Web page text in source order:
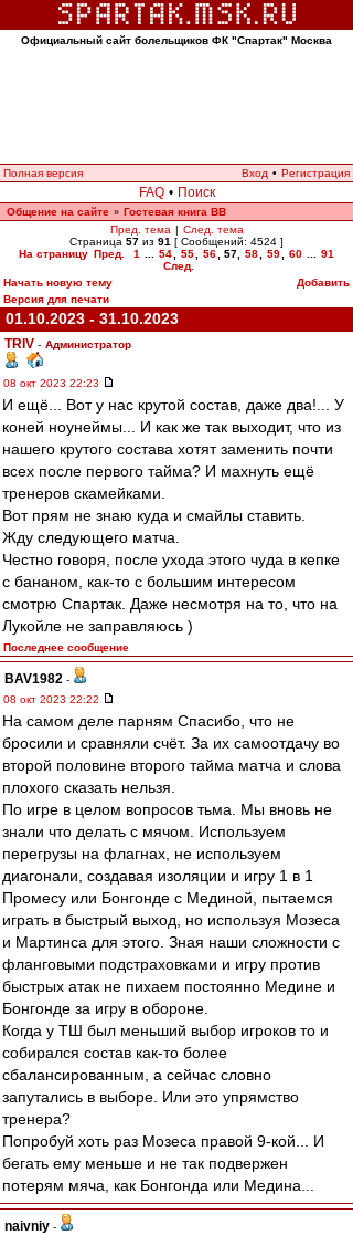
Официальный сайт болельщиков ФК "Спартак" Москва
Полная версия Вход • Регистрация
FAQ • Поиск
Общение на сайте » Гостевая книга ВВ
Пред. тема | След. тема
Страница 57 из 91 [ Сообщений: 4524 ]
На страницу Пред. 1 54 55 56 57 58 59 60
91
След.
Начать новую тему
Добавить
Версия для печати
01.10.2023 - 31.10.2023
TRIV - Администратор
08 окт 2023 22:23
И ещё... Вот у нас крутой состав, даже два!... У
коней ноунеймы... И как же так выходит, что из
нашего крутого состава хотят заменить почти
всех после первого тайма? И махнуть ещё
тренеров скамейками.
Вот прям не знаю куда и смайлы ставить.
Жду следующего матча.
Честно говоря, после ухода этого чуда в кепке
с бананом, как-то с большим интересом
смотрю Спартак. Даже несмотря на то, что на
Лукойле не заправляюсь )
Последнее сообщение
BAV1982 -
08 окт 2023 22:22
На самом деле парням Спасибо, что не
бросили и сравняли счёт. За их самоотдачу во
второй половине второго тайма матча и слова
плохого сказать нельзя.
По игре в целом вопросов тьма. Мы вновь не
знали что делать с мячом. Используем
перегрузы на флагнах, не используем
диагонали, создавая изоляции и игру 1 в 1
Промесу или Бонгонде с Мединой, пытаемся
играть в быстрый выход, но используя Мозеса
и Мартинса для этого. Зная наши сложности с
фланговыми подстраховками и игру против
быстрых атак не пихаем постоянно Медине и
Бонгонде за игру в обороне.
Когда у ТШ был меньший выбор игроков то и
собирался состав как-то более
сбалансированным, а сейчас словно
запутались в выборе. Или это упрямство
тренера?
Попробуй хоть раз Мозеса правой 9-кой... И
бегать ему меньше и не так подвержен
потерям мяча, как Бонгонда или Медина...
naivniy -